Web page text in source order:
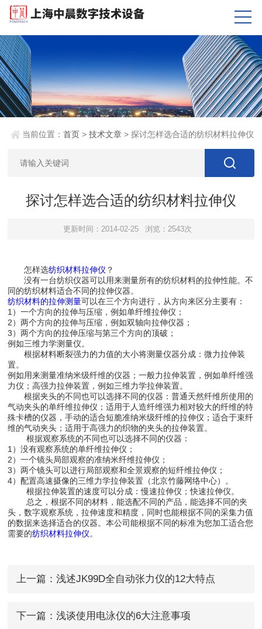
当前位置：首页 >技术文章 > 探讨怎样选合适的纺织材料拉伸仪
探讨怎样选合适的纺织材料拉伸仪
更新时间：2014-02-25 浏览：2543次
怎样选纺织材料拉伸仪 ？
没有一台纺织仪器可以用来测量所有的纺织材料的拉伸性能。不
同的纺织材料适合不同的拉伸仪器。
纺织材料的拉伸测量可以在三个方向进行，从方向来区分主要有：
1）一个方向的拉伸与压缩，例如单纤维拉伸仪；
2）两个方向的拉伸与压缩，例如双轴向拉伸仪器；
3）两个方向的拉伸压缩与第三个方向的顶破；
例如三维力学测量仪。
根据材料断裂强力的力值的大小将测量仪器分成：微力拉伸装
置。
例如用来测量准纳米级纤维的仪器；一般力拉伸装置，例如单纤维强
力仪；高强力拉伸装置，例如三维力学拉伸装置。
根据夹头的不同也可以选择不同的仪器：普通天然纤维所使用的
气动夹头的单纤维拉伸仪；适用于人造纤维强力相对较大的纤维的特
殊卡槽的仪器，手动的适合短脆准纳米级纤维的拉伸仪；适合于束纤
维的气动夹头；适用于高强力的织物的夹头的拉伸装置。
根据观察系统的不同也可以选择不同的仪器：
1）没有观察系统的单纤维拉伸仪；
2）一个镜头局部观察的准纳米纤维拉伸仪；
3）两个镜头可以进行局部观察和全景观察的短纤维拉伸仪；
4）配置高速摄像的三维力学拉伸装置（北京竹藤网络中心）。
根据拉伸装置的速度可以分成：慢速拉伸仪；快速拉伸仪。
总之，根据不同的材料，能选配不同的产品，能选择不同的夹
头，数字观察系统，拉伸速度和精度，同时也能根据不同的采集力值
的数据来选择适合的仪器。本公司能根据不同的标准为您加工适合您
需要的纺织材料拉伸仪。
上一篇： 浅述JK99D全自动张力仪的12大特点
下一篇： 浅谈使用电泳仪的6大注意事项